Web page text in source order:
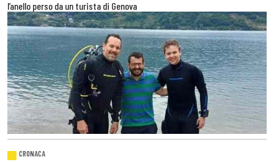
l’anello perso da un turista di Genova
CRONACA